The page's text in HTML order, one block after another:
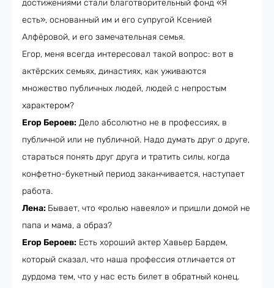
достижениями стали благотворительный фонд «Я
есть», основанный им и его супругой Ксенией
Алфёровой, и его замечательная семья.
Егор, меня всегда интересовал такой вопрос: вот в
актёрских семьях, династиях, как уживаются
множество публичных людей, людей с непростым
характером?
Егор Бероев: Дело абсолютно не в профессиях, в
публичной или не публичной. Надо думать друг о друге,
стараться понять друг друга и тратить силы, когда
конфетно-букетный период заканчивается, наступает
работа.
Лена: Бывает, что «ролью навеяло» и пришли домой не
папа и мама, а образ?
Егор Бероев: Есть хороший актер Хавьер Бардем,
который сказал, что наша профессия отличается от
дурдома тем, что у нас есть билет в обратный конец.